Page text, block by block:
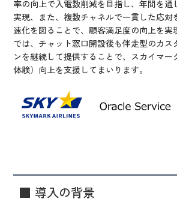
率の向上で入電数削減を目指し、年間を通
実現、また、複数チャネルで一貫した応対
速化を図ることで、顧客満足度の向上を実
では、チャット窓口開設後も伴走型のカス
ンを継続して提供することで、スカイマー
体験）向上を支援してまいります。
■ 導入の背景